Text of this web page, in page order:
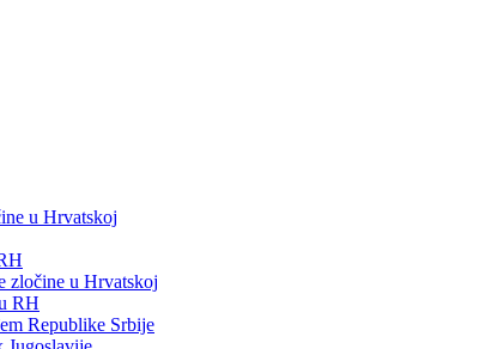
u Hrvatskoj
zločine u Hrvatskoj
RH
Republike Srbije